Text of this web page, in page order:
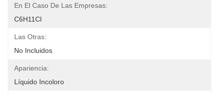
En El Caso De Las Empresas:
C6H11Cl
Las Otras:
No Incluidos
Apariencia:
Líquido Incoloro